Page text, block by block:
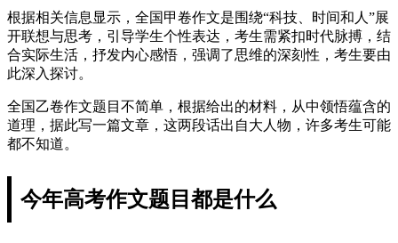
根据相关信息显示，全国甲卷作文是围绕“科技、时间和人”展
开联想与思考，引导学生个性表达，考生需紧扣时代脉搏，结
合实际生活，抒发内心感悟，强调了思维的深刻性，考生要由
此深入探讨。
全国乙卷作文题目不简单，根据给出的材料，从中领悟蕴含的
道理，据此写一篇文章，这两段话出自大人物，许多考生可能
都不知道。
今年高考作文题目都是什么